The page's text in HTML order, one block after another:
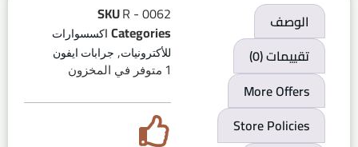
الوصف
تقييمات (0)
More Offers
Store Policies
SKUR - 0062
Categories اكسسوارات
للأكترونيات, جرابات ايفون
1 متوفر في المخزون